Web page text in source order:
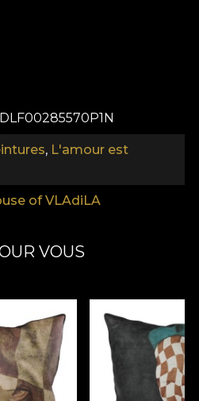
captivant, idéal pour les
, L'amour est
of VLAdiLA
VOUS